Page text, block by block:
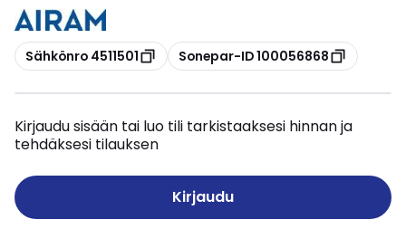
Kopioi
Sähkönro 4511501 Kopioi
Sonepar-ID 100056868
Kirjaudu sisään tai luo tili tarkistaaksesi hinnan ja
tehdäksesi tilauksen
Kirjaudu